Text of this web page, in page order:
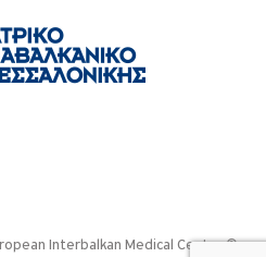
Interbalkan Medical Center ©